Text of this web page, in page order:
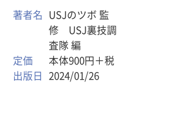
著者名
USJのツボ 監
修 USJ裏技調
査隊 編
定価
本体900円＋税
出版日
2024/01/26